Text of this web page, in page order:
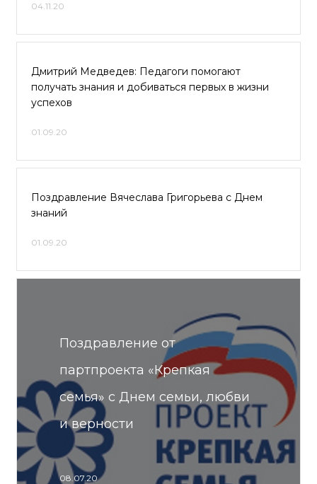
04.11.20
Дмитрий Медведев: Педагоги помогают
получать знания и добиваться первых в жизни
успехов
01.09.20
Поздравление Вячеслава Григорьева с Днем
знаний
01.09.20
Поздравление от
партпроекта «Крепкая
семья» с Днем семьи, любви
и верности
08.07.20